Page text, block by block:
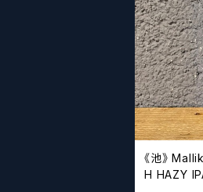
《池》
H HAZY